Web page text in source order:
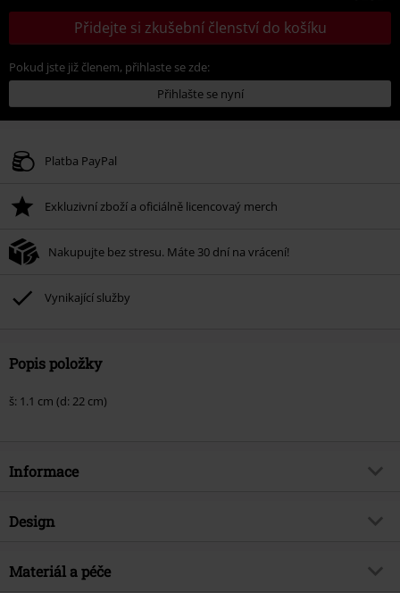
Přidejte si zkušební členství do košíku
Pokud jste již členem, přihlaste se zde:
Přihlašte se nyní
Platba PayPal
Exkluzivní zboží a oficiálně licencovaý merch
Nakupujte bez stresu. Máte 30 dní na vrácení!
Vynikající služby
Popis položky
š: 1.1 cm (d: 22 cm)
Informace
Zboží č.
Brand
Design
Typ výrobku
Materiál a péče